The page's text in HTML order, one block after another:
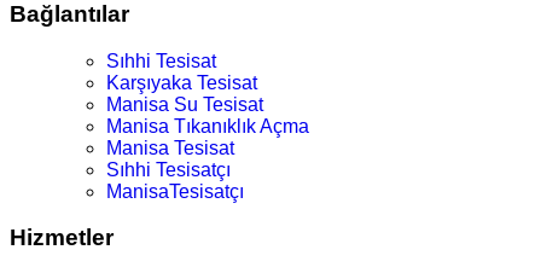
Bağlantılar
Sıhhi Tesisat
Karşıyaka Tesisat
Manisa Su Tesisat
Manisa Tıkanıklık Açma
Manisa Tesisat
Sıhhi Tesisatçı
ManisaTesisatçı
Hizmetler